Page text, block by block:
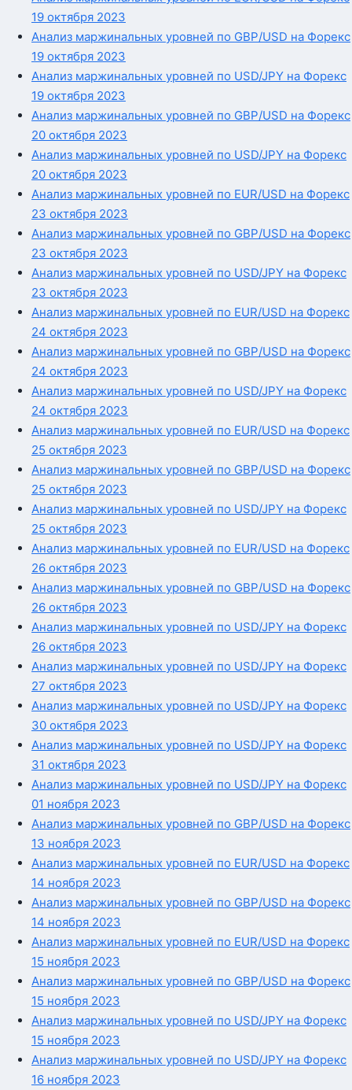
19 октября 2023
Анализ маржинальных уровней по GBP/USD на Форекс
19 октября 2023
Анализ маржинальных уровней по USD/JPY на Форекс
19 октября 2023
Анализ маржинальных уровней по GBP/USD на Форекс
20 октября 2023
Анализ маржинальных уровней по USD/JPY на Форекс
20 октября 2023
Анализ маржинальных уровней по EUR/USD на Форекс
23 октября 2023
Анализ маржинальных уровней по GBP/USD на Форекс
23 октября 2023
Анализ маржинальных уровней по USD/JPY на Форекс
23 октября 2023
Анализ маржинальных уровней по EUR/USD на Форекс
24 октября 2023
Анализ маржинальных уровней по GBP/USD на Форекс
24 октября 2023
Анализ маржинальных уровней по USD/JPY на Форекс
24 октября 2023
Анализ маржинальных уровней по EUR/USD на Форекс
25 октября 2023
Анализ маржинальных уровней по GBP/USD на Форекс
25 октября 2023
Анализ маржинальных уровней по USD/JPY на Форекс
25 октября 2023
Анализ маржинальных уровней по EUR/USD на Форекс
26 октября 2023
Анализ маржинальных уровней по GBP/USD на Форекс
26 октября 2023
Анализ маржинальных уровней по USD/JPY на Форекс
26 октября 2023
Анализ маржинальных уровней по USD/JPY на Форекс
27 октября 2023
Анализ маржинальных уровней по USD/JPY на Форекс
30 октября 2023
Анализ маржинальных уровней по USD/JPY на Форекс
31 октября 2023
Анализ маржинальных уровней по USD/JPY на Форекс
01 ноября 2023
Анализ маржинальных уровней по GBP/USD на Форекс
13 ноября 2023
Анализ маржинальных уровней по EUR/USD на Форекс
14 ноября 2023
Анализ маржинальных уровней по GBP/USD на Форекс
14 ноября 2023
Анализ маржинальных уровней по EUR/USD на Форекс
15 ноября 2023
Анализ маржинальных уровней по GBP/USD на Форекс
15 ноября 2023
Анализ маржинальных уровней по USD/JPY на Форекс
15 ноября 2023
Анализ маржинальных уровней по USD/JPY на Форекс
16 ноября 2023